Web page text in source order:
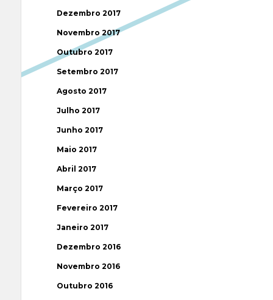
Dezembro 2017
Novembro 2017
Outubro 2017
Setembro 2017
Agosto 2017
Julho 2017
Junho 2017
Maio 2017
Abril 2017
Março 2017
Fevereiro 2017
Janeiro 2017
Dezembro 2016
Novembro 2016
Outubro 2016